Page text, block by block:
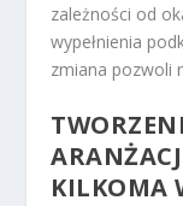
zależności od
wypełnienia
zmiana pozwoli
KILKOMA